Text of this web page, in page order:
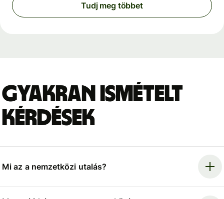
Tudj meg többet
Gyakran ismételt
kérdések
Mi az a nemzetközi utalás?